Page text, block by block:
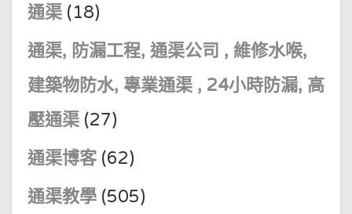
通渠 (18)
通渠, 防漏工程, 通渠公司 , 維修水喉,
建築物防水, 專業通渠 , 24小時防漏, 高
壓通渠 (27)
通渠博客(62)
通渠教學 (505)